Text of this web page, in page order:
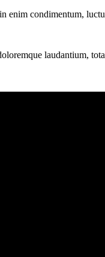
enim condimentum,
laudantium,